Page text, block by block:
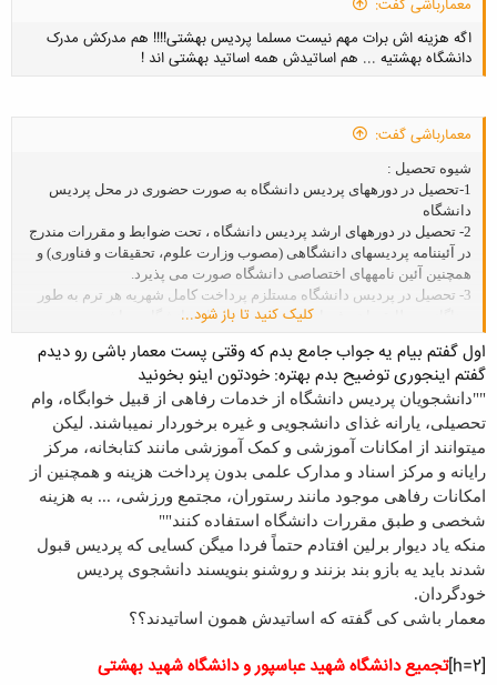
معمارباشی گفت:
اگه هزینه اش برات مهم نیست مسلما پردیس بهشتی!!!! هم مدرکش مدرک
دانشگاه بهشتیه ... هم اساتیدش همه اساتید بهشتی اند !
کلیک کنید تا باز شود...
معمارباشی گفت:
شيوه تحصيل :
1-تحصيل در دوره‏های پرديس دانشگاه به صورت حضوری در محل پرديس
دانشگاه
2- تحصيل در دوره‏های ارشد پرديس دانشگاه ، تحت ضوابط و مقررات مندرج
در آئين‏نامه پرديس‏های دانشگاهی (مصوب وزارت علوم، تحقيقات و فناوری) و
همچنين آئين نامه‏های اختصاصی دانشگاه صورت می پذيرد.
3- تحصيل در پرديس دانشگاه مستلزم پرداخت کامل شهريه هر ترم به طور
جداگانه، مطابق با تعرفه‏های مصوب هيات امنای دانشگاه می‏باشد.
(گواهينامه، دانشنامه، ريز نمرات) مورد تائيد دانشگاه و وزارت علوم،
تحقيقات و فناوری تعلق می‏گيرد.
5- مدرک تحصيلی دانش آموختگان تحت نام دانشگاه و با قيد عبارت "پرديس
دانشگاه (خودگردان)" صادر می‏شود.
6- به لحاظ قوانين و مقررات عمومی و آموزش عالی کشور، فارغ التحصيلان
دوره‏های پرديس دانشگاه همانند دوره‎های روزانه، امکان استخدام در
سازمانهای دولتی و خصوصی و ترجمه مدارک تحصيلی را دارند.
نکات مهم:
1-دانشجويان پرديس دانشگاه از خدمات رفاهی از قبيل خوابگاه، وام
تحصيلی، يارانه غذای دانشجويی و غيره برخوردار نمی‏باشند. ليکن می‏توانند از
امکانات آموزشی و کمک آموزشی مانند کتابخانه، مرکز رايانه و مرکز اسناد و
مدارک علمی بدون پرداخت هزينه و همچنين از امکانات رفاهی موجود مانند
رستوران، مجتمع ورزشی، ... به هزينه شخصی و طبق مقررات دانشگاه
استفاده کنند.
2- دانشجويان در طول دوره ملزم به رعايت کليه مقررات و آئين نامه های
کلیک کنید تا باز شود...
اول گفتم بیام یه جواب جامع بدم که وقتی پست معمار باشی رو دیدم
گفتم اینجوری توضیح بدم بهتره: خودتون اینو بخونید
""دانشجويان پرديس دانشگاه از خدمات رفاهی از قبيل خوابگاه، وام
تحصيلی، يارانه غذای دانشجويی و غيره برخوردار نمی‏باشند. ليکن
می‏توانند از امکانات آموزشی و کمک آموزشی مانند کتابخانه، مرکز
رايانه و مرکز اسناد و مدارک علمی بدون پرداخت هزينه و همچنين از
امکانات رفاهی موجود مانند رستوران، مجتمع ورزشی، ... به هزينه
شخصی و طبق مقررات دانشگاه استفاده کنند""
منکه یاد دیوار برلین افتادم حتماً فردا میگن کسایی که پردیس قبول
شدند باید یه بازو بند بزنند و روشنو بنویسند دانشجوی پردیس
خودگردان.
معمار باشی کی گفته که اساتیدش همون اساتیدند؟؟
[h=2] تجمیعدانشگاهشهید عباسپور ودانشگاهشهید بهشتی